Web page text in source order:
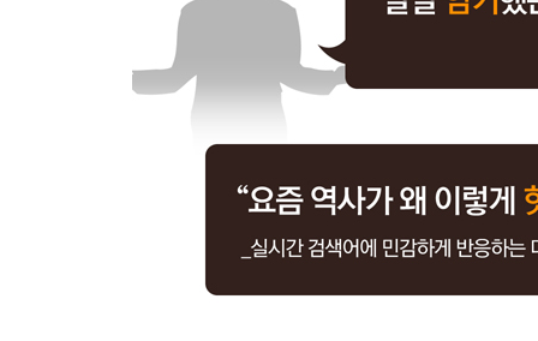
모범생 호랑이. 조선 최고의 모범 임금·197
- 왕위 계승 서열 3위, 장인 한명회의 힘으로 왕이
- 조선 고유의 법전, 경국대전을 완성하다
- 왕으로서는 100점! 남편으로서는 0점!이었던 성종
미친 호랑이. 조선 최고의 폭군·215
- 신하들의 입을 막고, 자신의 귀를 닫은 연산군
- 천 명의 기생과 ‘흥청망청’했던 임금